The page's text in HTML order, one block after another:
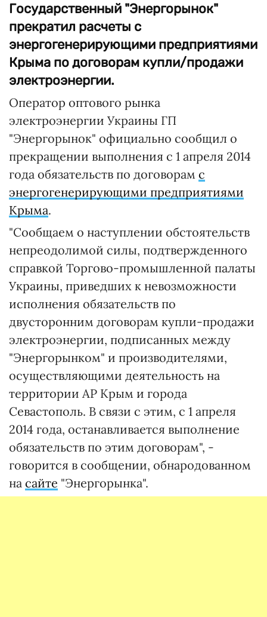
Государственный "Энергорынок"
прекратил расчеты с
энергогенерирующими предприятиями
Крыма по договорам купли/продажи
электроэнергии.
Оператор оптового рынка
электроэнергии Украины ГП
"Энергорынок" официально сообщил о
прекращении выполнения с 1 апреля 2014
года обязательств по договорам с
энергогенерирующими предприятиями
Крыма.
"Сообщаем о наступлении обстоятельств
непреодолимой силы, подтвержденного
справкой Торгово-промышленной палаты
Украины, приведших к невозможности
исполнения обязательств по
двусторонним договорам купли-продажи
электроэнергии, подписанных между
"Энергорынком" и производителями,
осуществляющими деятельность на
территории АР Крым и города
Севастополь. В связи с этим, с 1 апреля
2014 года, останавливается выполнение
обязательств по этим договорам", -
говорится в сообщении, обнародованном
на сайте "Энергорынка".